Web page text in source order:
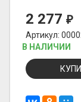
2 277 ₽
Артикул:
В НАЛИЧИИ